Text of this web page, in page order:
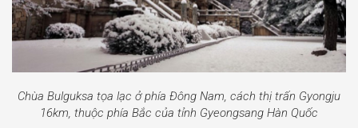
Chùa Bulguksa tọa lạc ở phía Đông Nam, cách thị trấn Gyongju
16km, thuộc phía Bắc của tỉnh Gyeongsang Hàn Quốc